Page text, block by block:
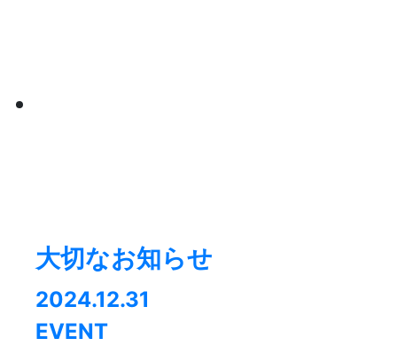
大切なお知らせ
2024.12.31
EVENT